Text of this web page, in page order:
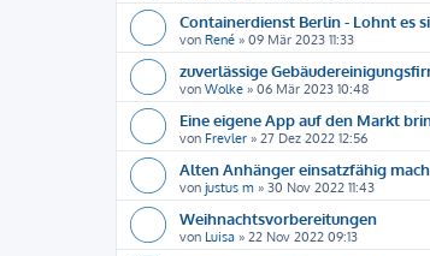
Containerdienst Berlin - Lohnt es
von René » 09 Mär 2023 11:33
zuverlässige
von Wolke » 06 Mär 2023 10:48
Eine eigene App auf den Markt
von Frevler » 27 Dez 2022 12:56
Alten Anhänger einsatzfähig
von justus m » 30 Nov 2022 11:43
Weihnachtsvorbereitungen
von Luisa » 22 Nov 2022 09:13